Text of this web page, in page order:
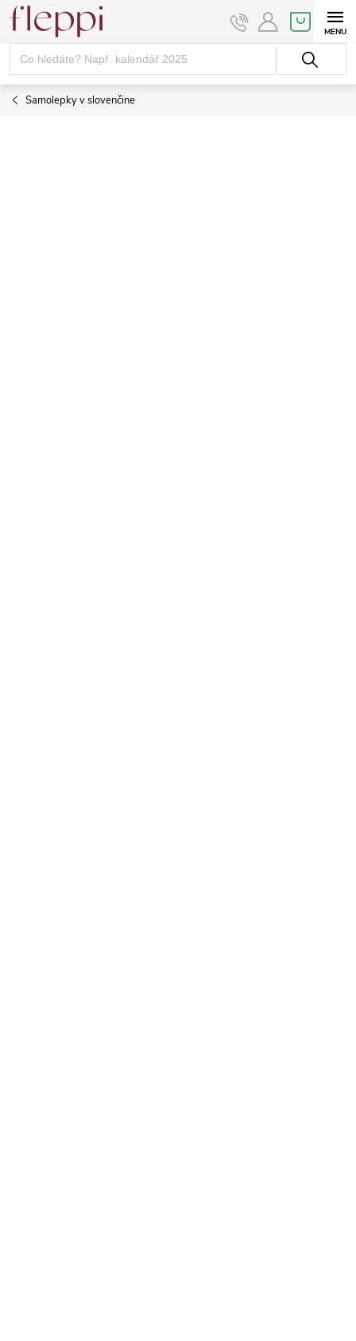
Přejít
obsah
NÁKUPNÍ
KOŠÍK
Samolepky v slovenčine